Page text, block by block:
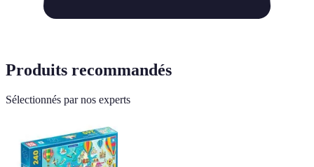
Produits recommandés
Sélectionnés par nos experts